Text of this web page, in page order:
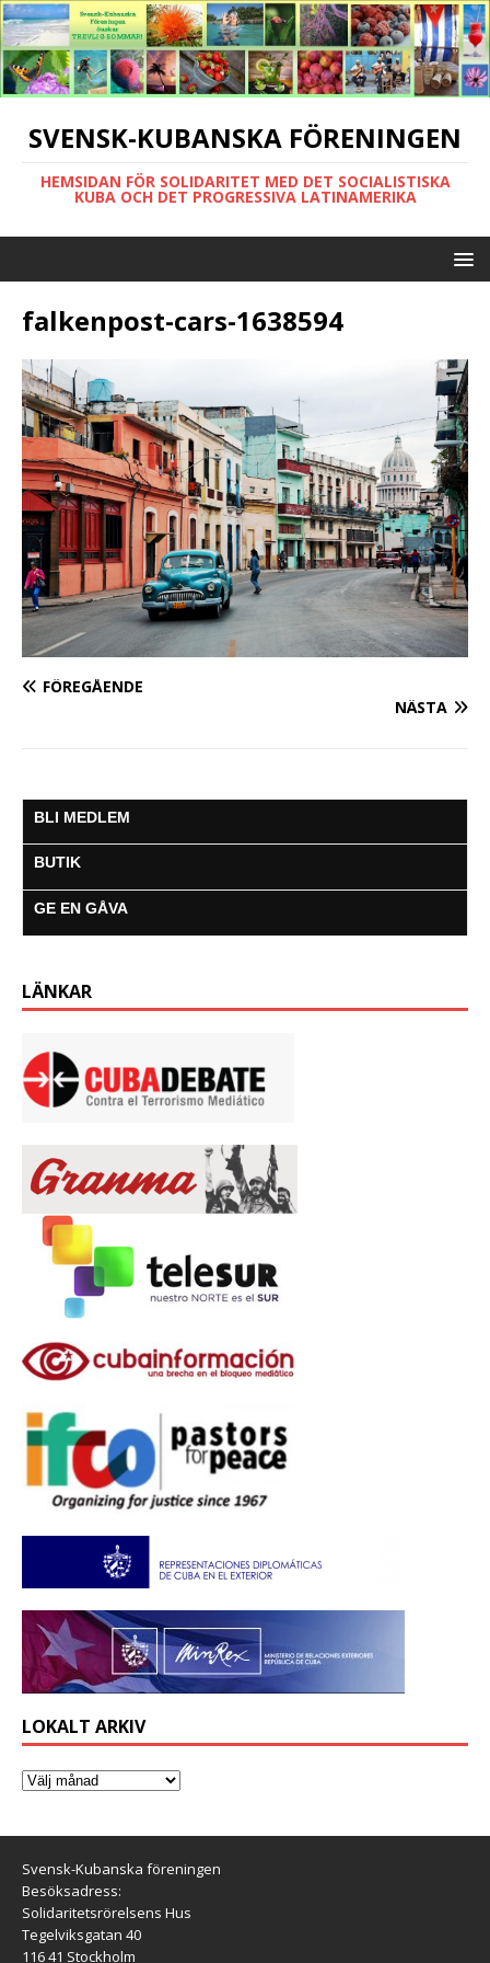
SVENSK-KUBANSKA FÖRENINGEN
HEMSIDAN FÖR SOLIDARITET MED DET SOCIALISTISKA
KUBA OCH DET PROGRESSIVA LATINAMERIKA
falkenpost-cars-1638594
FÖREGÅENDE
NÄSTA
BLI MEDLEM
BUTIK
GE EN GÅVA
LÄNKAR
LOKALT ARKIV
Svensk-Kubanska föreningen
Besöksadress:
Solidaritetsrörelsens Hus
Tegelviksgatan 40
116 41 Stockholm